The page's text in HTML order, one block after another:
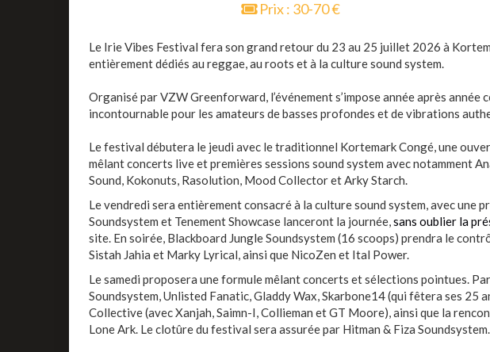
Prix : 30-70 €
Le Irie Vibes Festival fera son grand retour du 23 au 25 juillet 2026 à
entièrement dédiés au reggae, au roots et à la culture sound system.
Organisé par VZW Greenforward, l’événement s’impose année après année
incontournable pour les amateurs de basses profondes et de vibrations
Le festival débutera le jeudi avec le traditionnel Kortemark Congé, une
mêlant concerts live et premières sessions sound system avec notamment
Sound, Kokonuts, Rasolution, Mood Collector etArky Starch.
Le vendredi sera entièrement consacré à la culture sound system, avec une
Soundsystem et Tenement Showcase lanceront la journée,sans oublier la
site. En soirée, Blackboard Jungle Soundsystem (16 scoops) prendra le
Sistah Jahia et Marky Lyrical, ainsi que NicoZen et Ital Power.
Le samedi proposera une formule mêlant concerts et sélections pointues.
Soundsystem, Unlisted Fanatic, Gladdy Wax, Skarbone14 (qui fêtera ses 25
Collective (avec Xanjah, Saimn-I, Collieman et GT Moore), ainsi que la
Lone Ark. Le clotûre du festival sera assurée par Hitman & Fiza Soundsystem.